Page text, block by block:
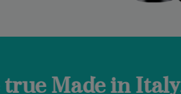
Italy.